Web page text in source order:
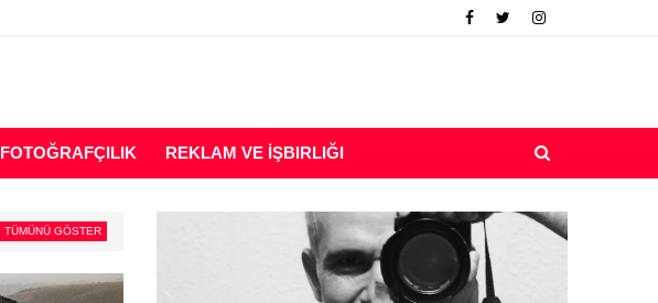
FOTOĞRAFÇILIK REKLAM VE İŞBIRLIĞI
TÜMÜNÜ GÖSTER